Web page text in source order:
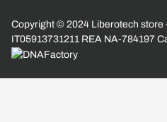
Copyright © 2024 Liberotech store
IT05913731211 REA NA-784197